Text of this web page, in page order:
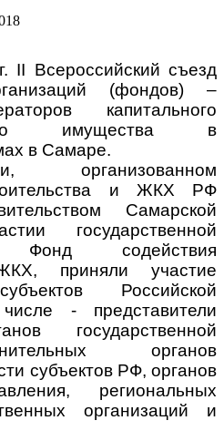
Всероссийский съезд
(фондов) –
капитального
имущества в
в Самаре.
организованном
и ЖКХ РФ
Самарской
государственной
содействия
приняли участие
Российской
- представители
государственной
органов
субъектов РФ, органов
региональных
организаций и